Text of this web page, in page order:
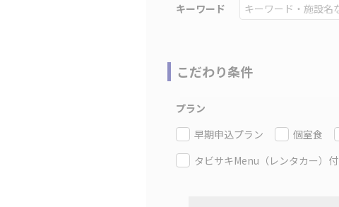
キーワード
こだわり条件
プラン
早期申込プラン
個室食
タビサキMenu（レンタカー）付